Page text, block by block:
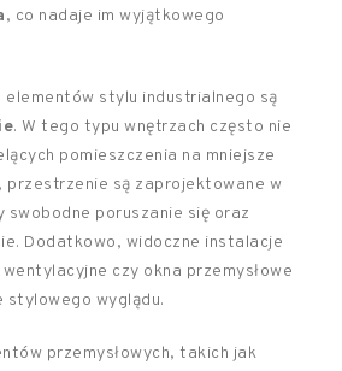
, co nadaje im wyjątkowego
elementów stylu industrialnego są
. W tego typu wnętrzach często nie
pomieszczenia na mniejsze
są zaprojektowane w
swobodne poruszanie się oraz
Dodatkowo, widoczne instalacje
czy okna przemysłowe
stylowego wyglądu.
przemysłowych, takich jak